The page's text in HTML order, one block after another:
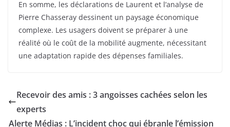
En somme, les déclarations de Laurent et l’analyse de
Pierre Chasseray dessinent un paysage économique
complexe. Les usagers doivent se préparer à une
réalité où le coût de la mobilité augmente, nécessitant
une adaptation rapide des dépenses familiales.
Recevoir des amis : 3 angoisses cachées selon les
experts
Alerte Médias : L’incident choc qui ébranle l’émission